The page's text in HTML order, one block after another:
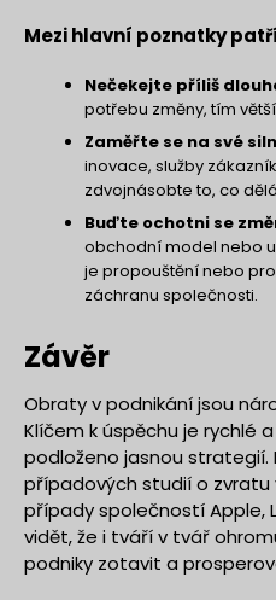
Mezi hlavní poznatky
Nečekejte příliš
potřebu změny, tím
Zaměřte se na své
inovace, služby
zdvojnásobte to, co
Buďte ochotni se
obchodní model nebo
je propouštění nebo
záchranu společnosti.
Závěr
Obraty v podnikání jsou
Klíčem k úspěchu je rychlé
podloženo jasnou strategií.
případových studií o zvratu
případy společností Apple,
vidět, že i tváří v tvář
podniky zotavit a